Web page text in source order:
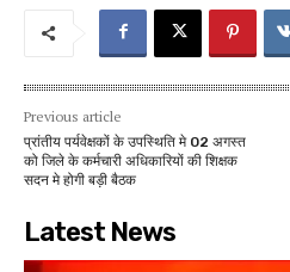
Previous article
प्रांतीय पर्यवेक्षकों के उपस्थिति मे 02 अगस्त
को जिले के कर्मचारी अधिकारियों की शिक्षक
सदन मे होगी बड़ी बैठक
Latest News